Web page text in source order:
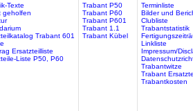
Texte
geholfen
Trabant 601
Ersatzteilliste
Liste P50, P60
Trabant P50
Trabant P60
Trabant P601
Trabant 1.1
Trabant Kübel
Terminliste
Bilder und
Clubliste
Trabantstatistik
Linkliste
Impressum/
Trabantwitze
Trabant
Trabantkosten